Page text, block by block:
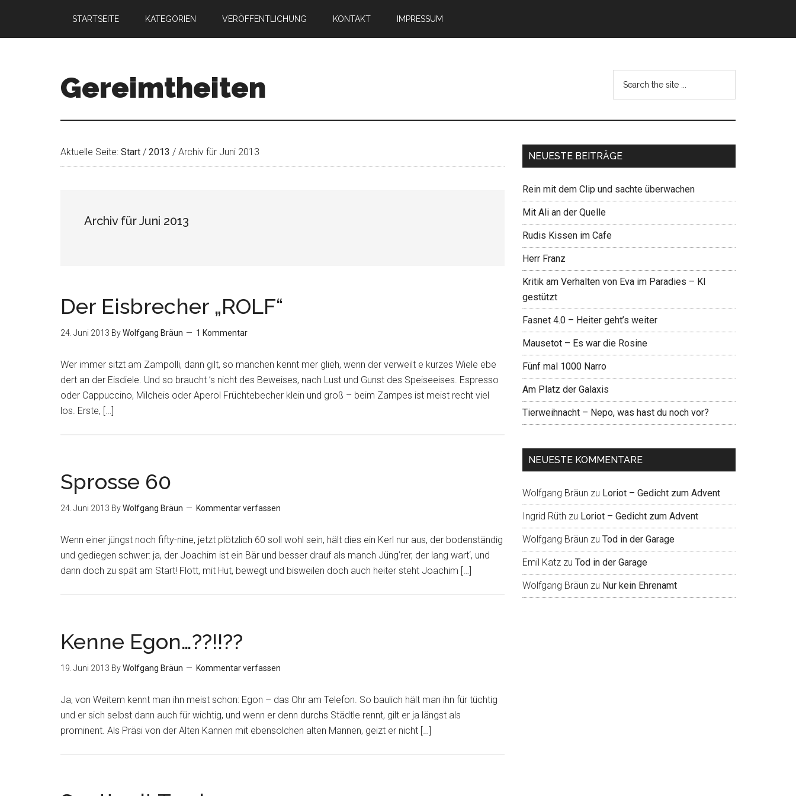
STARTSEITE KATEGORIEN VERÖFFENTLICHUNG KONTAKT IMPRESSUM
Gereimtheiten
Aktuelle Seite: Start / 2013 / Archiv für Juni 2013
Archiv für Juni 2013
Der Eisbrecher „ROLF“
24. Juni 2013 ByWolfgang Bräun 1 Kommentar
Wer immer sitzt am Zampolli, dann gilt, so manchen kennt mer glieh, wenn der verweilt e kurzes Wiele ebe
dert an der Eisdiele. Und so braucht ’s nicht des Beweises, nach Lust und Gunst des Speiseeises. Espresso
oder Cappuccino, Milcheis oder Aperol Früchtebecher klein und groß – beim Zampes ist meist recht viel
los. Erste, […]
Sprosse 60
24. Juni 2013 ByWolfgang Bräun Kommentar verfassen
Wenn einer jüngst noch fifty-nine, jetzt plötzlich 60 soll wohl sein, hält dies ein Kerl nur aus, der bodenständig
und gediegen schwer: ja, der Joachim ist ein Bär und besser drauf als manch Jüng’rer, der lang wart‘, und
dann doch zu spät am Start! Flott, mit Hut, bewegt und bisweilen doch auch heiter steht Joachim […]
Kenne Egon…??!!??
19. Juni 2013 ByWolfgang Bräun Kommentar verfassen
Ja, von Weitem kennt man ihn meist schon: Egon – das Ohr am Telefon. So baulich hält man ihn für tüchtig
und er sich selbst dann auch für wichtig, und wenn er denn durchs Städtle rennt, gilt er ja längst als
prominent. Als Präsi von der Alten Kannen mit ebensolchen alten Mannen, geizt er nicht […]
NEUESTE BEITRÄGE
Rein mit dem Clip und sachte überwachen
Mit Ali an der Quelle
Rudis Kissen im Cafe
Herr Franz
Kritik am Verhalten von Eva im Paradies – KI
gestützt
Fasnet 4.0 – Heiter geht’s weiter
Mausetot – Es war die Rosine
Fünf mal 1000 Narro
Am Platz der Galaxis
Tierweihnacht – Nepo, was hast du noch vor?
NEUESTE KOMMENTARE
Wolfgang Bräun zu Loriot – Gedicht zum Advent
Ingrid Rüth zu Loriot – Gedicht zum Advent
Wolfgang Bräun zu Tod in der Garage
Emil Katz zu Tod in der Garage
Wolfgang Bräun zu Nur kein Ehrenamt